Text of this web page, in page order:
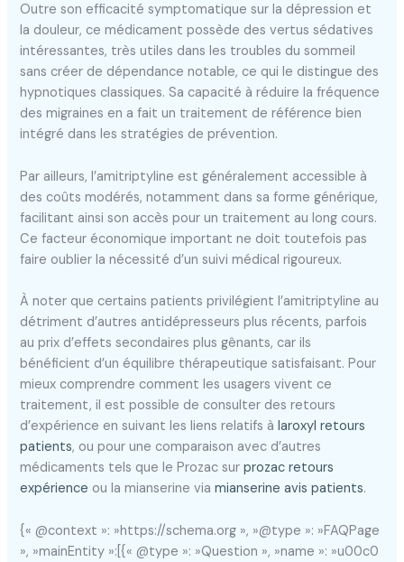
Outre son efficacité symptomatique sur la dépression et
la douleur, ce médicament possède des vertus sédatives
intéressantes, très utiles dans les troubles du sommeil
sans créer de dépendance notable, ce qui le distingue des
hypnotiques classiques. Sa capacité à réduire la fréquence
des migraines en a fait un traitement de référence bien
intégré dans les stratégies de prévention.
Par ailleurs, l’amitriptyline est généralement accessible à
des coûts modérés, notamment dans sa forme générique,
facilitant ainsi son accès pour un traitement au long cours.
Ce facteur économique important ne doit toutefois pas
faire oublier la nécessité d’un suivi médical rigoureux.
À noter que certains patients privilégient l’amitriptyline au
détriment d’autres antidépresseurs plus récents, parfois
au prix d’effets secondaires plus gênants, car ils
bénéficient d’un équilibre thérapeutique satisfaisant. Pour
mieux comprendre comment les usagers vivent ce
traitement, il est possible de consulter des retours
d’expérience en suivant les liens relatifs àlaroxyl retours
patients, ou pour une comparaison avec d’autres
médicaments tels que le Prozac surprozac retours
expérience ou la mianserine viamianserine avis patients.
{« @context »: »https://schema.org », »@type »: »FAQPage
», »mainEntity »:[{« @type »: »Question », »name »: »u00c0